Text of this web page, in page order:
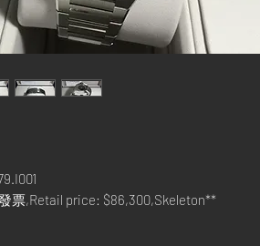
票,Retail price: $86,300,Skeleton**